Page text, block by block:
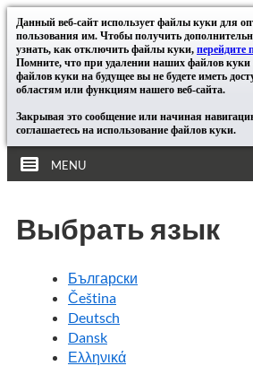
Данный веб-сайт использует файлы куки для
пользования им. Чтобы получить
узнать, как отключить файлы куки, перейдите
Помните, что при удалении наших файлов
файлов куки на будущее вы не будете иметь
областям или функциям нашего веб-сайта.
Закрывая это сообщение или начиная
соглашаетесь на использование файлов куки.
MENU
Выбрать язык
Български
Čeština
Deutsch
Dansk
Ελληνικά